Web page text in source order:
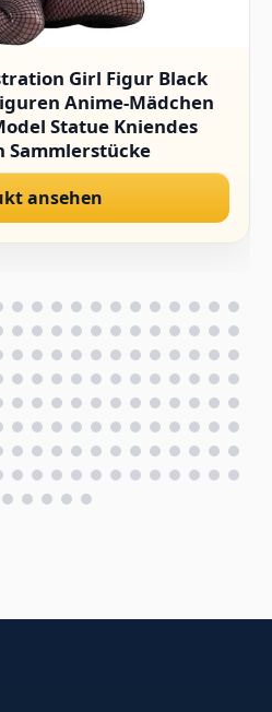
Girl Figur Black
Anime-Mädchen
Statue Kniendes
Sammlerstücke
ansehen